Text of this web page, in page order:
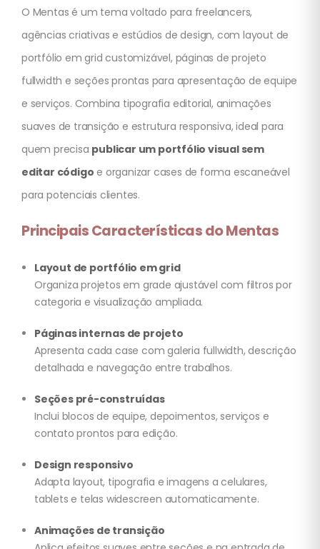
O Mentas é um tema voltado para freelancers,
agências criativas e estúdios de design, com layout de
portfólio em grid customizável, páginas de projeto
fullwidth e seções prontas para apresentação de equipe
e serviços. Combina tipografia editorial, animações
suaves de transição e estrutura responsiva, ideal para
quem precisa publicar um portfólio visual sem
editar código e organizar cases de forma escaneável
para potenciais clientes.
Principais Características do Mentas
Layout de portfólio em grid
Organiza projetos em grade ajustável com filtros por
categoria e visualização ampliada.
Páginas internas de projeto
Apresenta cada case com galeria fullwidth, descrição
detalhada e navegação entre trabalhos.
Seções pré-construídas
Inclui blocos de equipe, depoimentos, serviços e
contato prontos para edição.
Design responsivo
Adapta layout, tipografia e imagens a celulares,
tablets e telas widescreen automaticamente.
Animações de transição